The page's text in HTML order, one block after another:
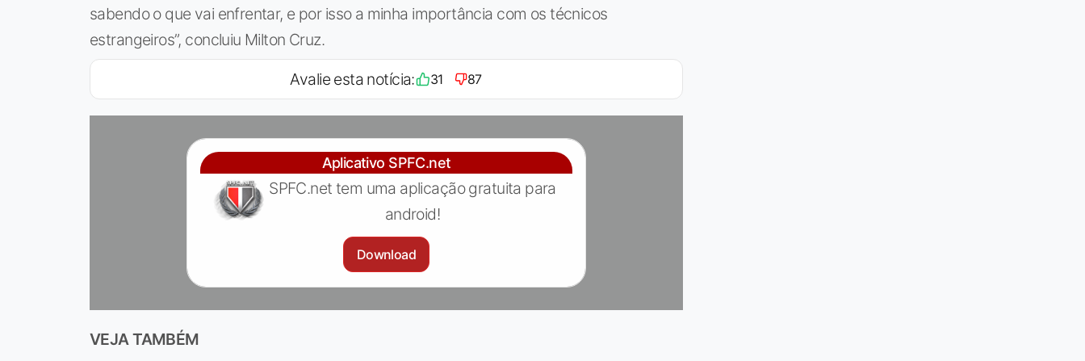
sabendo o que vai enfrentar, e por isso a minha importância com os técnicos
estrangeiros”, concluiu Milton Cruz.
Avalie esta notícia: 31 87
Aplicativo SPFC.net
SPFC.net tem uma aplicação gratuita para
android!
Download
VEJA TAMBÉM